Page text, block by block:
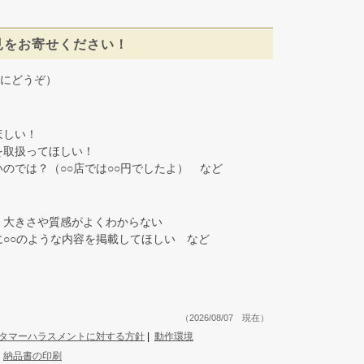
お寄せください！
どうぞ）
い！
扱ってほしい！
では？（○○店では○○円でしたよ） など
きさや質感がよくわからない
のような内容を掲載してほしい など
（2026/08/07 現在）
マーハラスメントに対する方針
動作環境
納品書の印刷